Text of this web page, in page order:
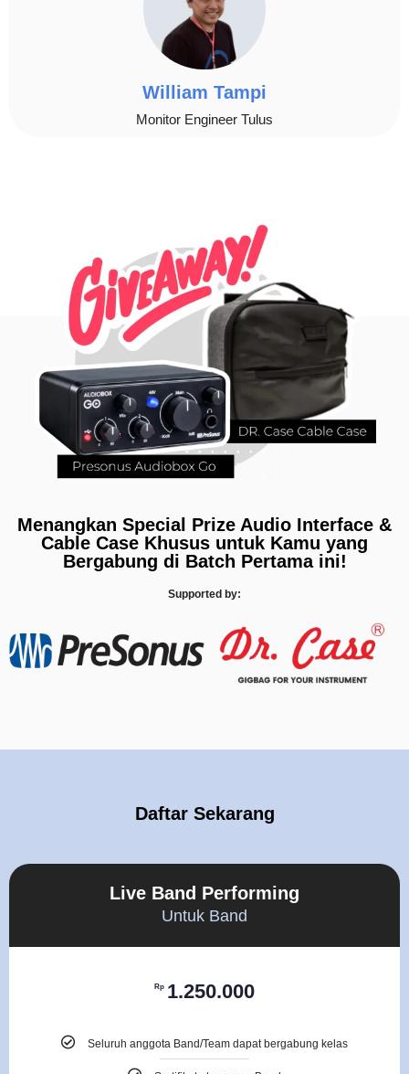
William Tampi
Monitor Engineer Tulus
Menangkan Special Prize Audio Interface &
Cable Case Khusus untuk Kamu yang
Bergabung di Batch Pertama ini!
Supported by:
Daftar Sekarang
Live Band Performing
Untuk Band
Rp 1.250.000
Seluruh anggota Band/Team dapat bergabung kelas